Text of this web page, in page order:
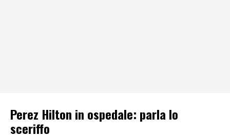
Perez Hilton in ospedale: parla lo
sceriffo